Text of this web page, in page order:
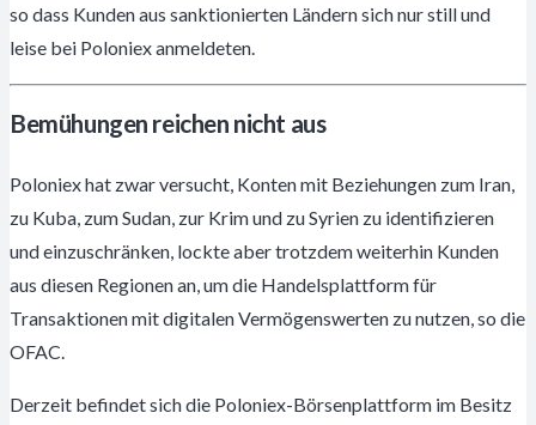
so dass Kunden aus sanktionierten Ländern sich nur still und
leise bei Poloniex anmeldeten.
Bemühungen reichen nicht aus
Poloniex hat zwar versucht, Konten mit Beziehungen zum Iran,
zu Kuba, zum Sudan, zur Krim und zu Syrien zu identifizieren
und einzuschränken, lockte aber trotzdem weiterhin Kunden
aus diesen Regionen an, um die Handelsplattform für
Transaktionen mit digitalen Vermögenswerten zu nutzen, so die
OFAC.
Derzeit befindet sich die Poloniex-Börsenplattform im Besitz